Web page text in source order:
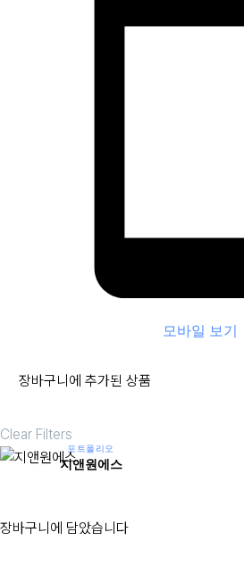
모바일 보기
장바구니에 추가된 상품
Clear Filters
포트폴리오
지앤원에스
장바구니에 담았습니다